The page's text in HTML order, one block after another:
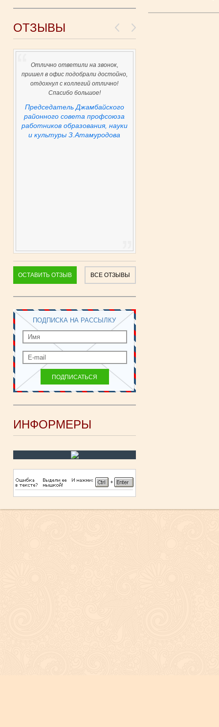
ОТЗЫВЫ
Отлично ответили на звонок,
пришел в офис подобрали достойно,
отдохнул с коллегий отлично!
Спасибо большое!
Председатель Джамбайского
районного совета профсоюза
работников образования, науки
и культуры З.Атамуродова
ОСТАВИТЬ ОТЗЫВ ВСЕ ОТЗЫВЫ
ПОДПИСКА НА РАССЫЛКУ
ИНФОРМЕРЫ